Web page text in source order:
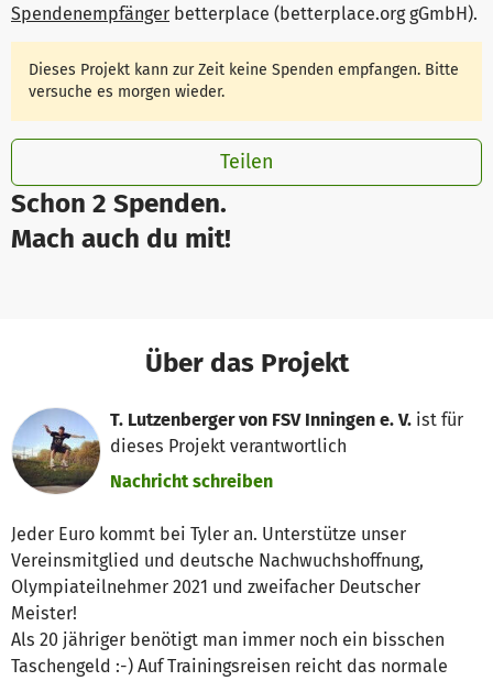
Schon 2 Spenden.
Mach auch du mit!
Spendenempfänger betterplace (betterplace.org gGmbH).
Dieses Projekt kann zur Zeit keine Spenden empfangen. Bitte
versuche es morgen wieder.
Teilen
Über das Projekt
T. Lutzenberger von FSV Inningen e. V. ist für
dieses Projekt verantwortlich
Nachricht schreiben
Jeder Euro kommt bei Tyler an. Unterstütze unser
Vereinsmitglied und deutsche Nachwuchshoffnung,
Olympiateilnehmer 2021 und zweifacher Deutscher
Meister!
Als 20 jähriger benötigt man immer noch ein bisschen
Taschengeld :-) Auf Trainingsreisen reicht das normale